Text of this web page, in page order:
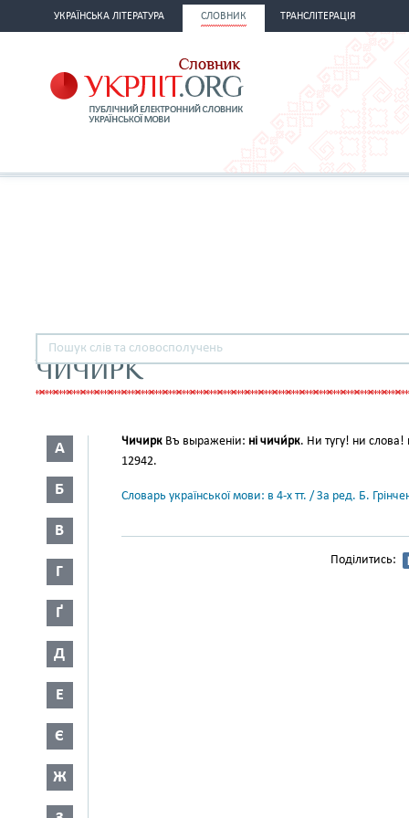
УКРАЇНСЬКА ЛІТЕРАТУРА СЛОВНИК ТРАНСЛІТЕРАЦІЯ
ЧИЧИРК
А
Б
В
Г
Ґ
Д
Е
Є
Ж
Чичирк Въ выраженіи: ні чичи́рк. Ни тугу! ни
12942.
Словарь української мови: в 4-х тт. / За ред. Б.
Поділитись: